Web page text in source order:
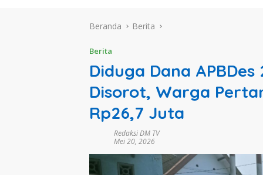
Beranda Berita
Berita
Diduga Dana
Disorot, Warga
Rp26,7 Juta
Redaksi DM TV
Mei 20, 2026